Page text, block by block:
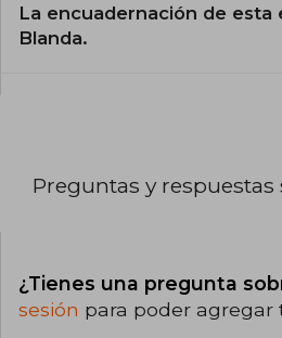
La encuadernación de esta
Blanda.
Preguntas y
¿Tienes una pregunta
sesión para poder